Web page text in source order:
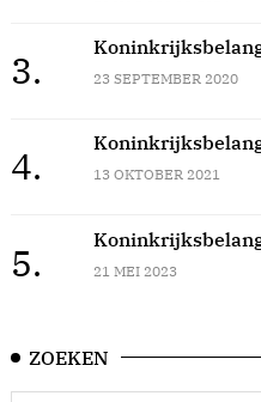
3. 23 SEPTEMBER 2020
4. 13 OKTOBER 2021
5. 21 MEI 2023
ZOEKEN